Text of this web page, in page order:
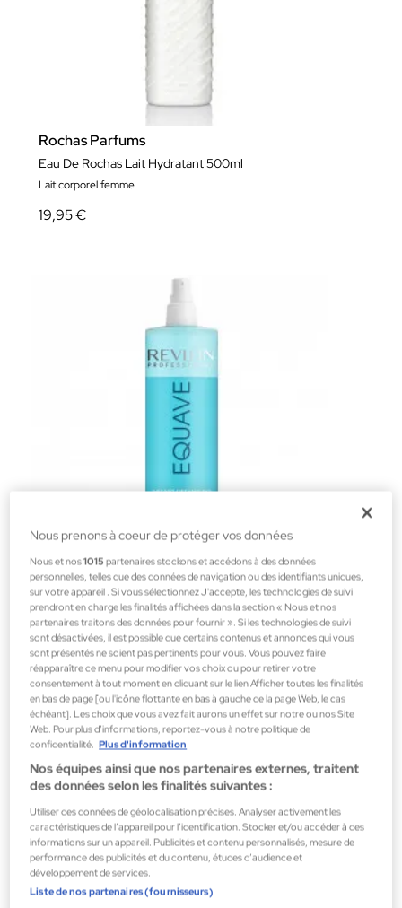
Rochas Parfums
Eau De Rochas Lait Hydratant 500ml
Lait corporel femme
19,95 €
Revlon Professional
EQUAVE IB HYDRO NUTRITIVE 500ML
Conditionneur
11,89 €
Nous prenons à coeur de protéger vos données
Nous et nos1015 partenaires stockons et accédons à des données
personnelles, telles que des données de navigation ou des identifiants uniques,
sur votre appareil . Si vous sélectionnez J'accepte, les technologies de suivi
prendront en charge les finalités affichées dans la section « Nous et nos
partenaires traitons des données pour fournir ». Si les technologies de suivi
sont désactivées, il est possible que certains contenus et annonces qui vous
sont présentés ne soient pas pertinents pour vous. Vous pouvez faire
réapparaître ce menu pour modifier vos choix ou pour retirer votre
consentement à tout moment en cliquant sur le lien Afficher toutes les finalités
en bas de page [ou l'icône flottante en bas à gauche de la page Web, le cas
échéant]. Les choix que vous avez fait aurons un effet sur notre ou nos Site
Web. Pour plus d’informations, reportez-vous à notre politique de
confidentialité. Plus d'information
Nos équipes ainsi que nos partenaires externes, traitent
des données selon les finalités suivantes :
Utiliser des données de géolocalisation précises. Analyser activement les
caractéristiques de l’appareil pour l’identification. Stocker et/ou accéder à des
informations sur un appareil. Publicités et contenu personnalisés, mesure de
performance des publicités et du contenu, études d’audience et
développement de services.
Liste de nos partenaires (fournisseurs)